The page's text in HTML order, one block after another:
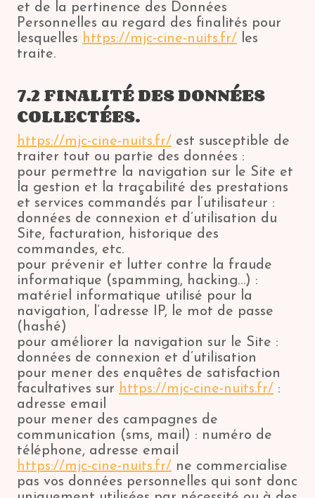
et de la pertinence des Données
Personnelles au regard des finalités pour
lesquelles https://mjc-cine-nuits.fr/ les
traite.
7.2 FINALITÉ DES DONNÉES
COLLECTÉES.
https://mjc-cine-nuits.fr/ est susceptible de
traiter tout ou partie des données :
pour permettre la navigation sur le Site et
la gestion et la traçabilité des prestations
et services commandés par l’utilisateur :
données de connexion et d’utilisation du
Site, facturation, historique des
commandes, etc.
pour prévenir et lutter contre la fraude
informatique (spamming, hacking…) :
matériel informatique utilisé pour la
navigation, l’adresse IP, le mot de passe
(hashé)
pour améliorer la navigation sur le Site :
données de connexion et d’utilisation
pour mener des enquêtes de satisfaction
facultatives sur https://mjc-cine-nuits.fr/ :
adresse email
pour mener des campagnes de
communication (sms, mail) : numéro de
téléphone, adresse email
https://mjc-cine-nuits.fr/ ne commercialise
pas vos données personnelles qui sont donc